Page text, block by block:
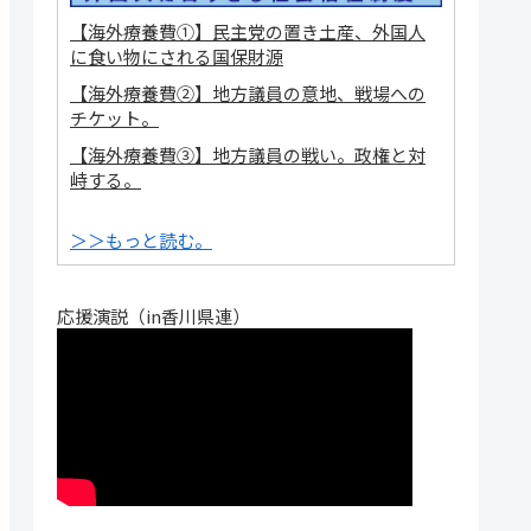
【海外療養費①】民主党の置き土産、外国人
に食い物にされる国保財源
【海外療養費②】地方議員の意地、戦場への
チケット。
【海外療養費③】地方議員の戦い。政権と対
峙する。
＞＞もっと読む。
応援演説（in香川県連）